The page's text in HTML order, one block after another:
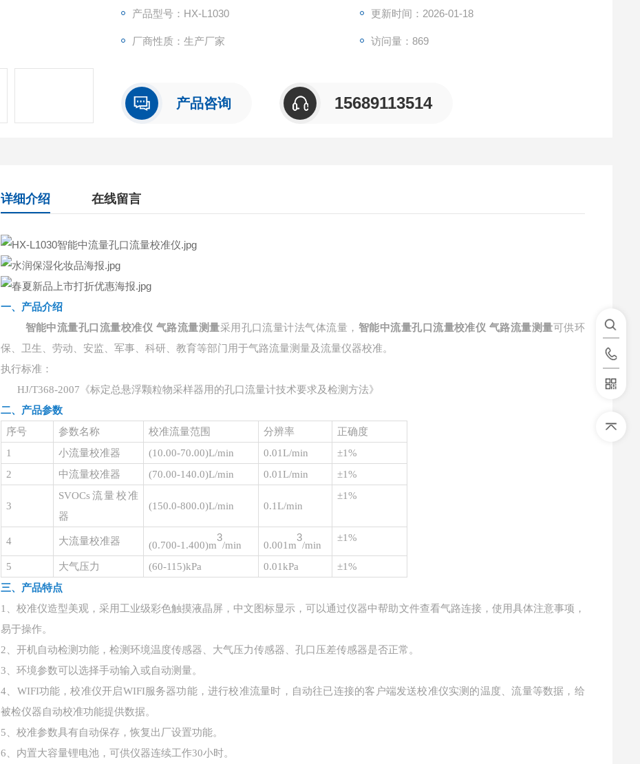
产品型号：HX-L1030 更新时间：2026-01-18
厂商性质：生产厂家 访问量：869
产品咨询 15689113514
详细介绍 在线留言
一、产品介绍
智能中流量孔口流量校准仪 气路流量测量采用孔口流量计法气体流量， 智能中流量孔口流量校准仪 气路流量测量可供环
保、卫生、劳动、安监、军事、科研、教育等部门用于气路流量测量及流量仪器校准。
执行标准：
HJ/T368-2007《标定总悬浮颗粒物采样器用的孔口流量计技术要求及检测方法》
二、 产品参数
序号
参数名称 校准流量范围 分辨率
正确度
1
小流量校准器 (10.00-70.00)L/min 0.01L/min
±1%
2
中流量校准器 (70.00-140.0)L/min 0.01L/min ±1%
3
SVOCs流量校准
器
(150.0-800.0)L/min 0.1L/min
±1%
4 大流量校准器 (0.700-1.400)m
3
/min 0.001m
3
/min
±1%
5 大气压力 (60-115)kPa 0.01kPa
±1%
三、产品特点
1、校准仪造型美观，采用工业级彩色触摸液晶屏，中文图标显示，可以通过仪器中帮助文件查看气路连接，使用具体注意事项，
易于操作。
2、开机自动检测功能，检测环境温度传感器、大气压力传感器、孔口压差传感器是否正常。
3、环境参数可以选择手动输入或自动测量。
4、WIFI功能，校准仪开启WIFI服务器功能，进行校准流量时，自动往已连接的客户端发送校准仪实测的温度、流量等数据，给
被检仪器自动校准功能提供数据。
5、校准参数具有自动保存，恢复出厂设置功能。
6、内置大容量锂电池，可供仪器连续工作30小时。